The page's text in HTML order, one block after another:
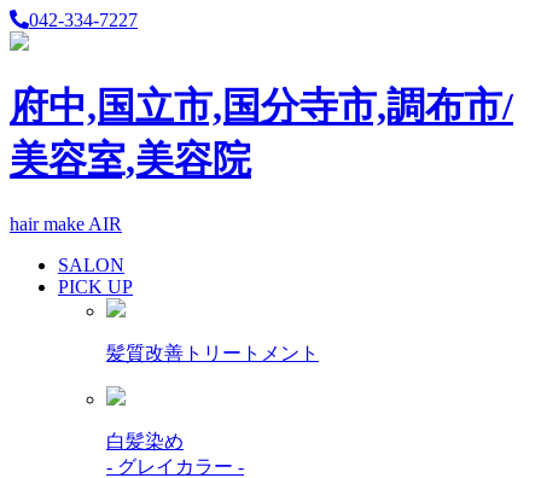
042-334-7227
府中,国立市,国分寺市,調布市/
美容室,美容院
hair make AIR
SALON
PICK UP
髪質改善トリートメント
白髪染め
- グレイカラー -